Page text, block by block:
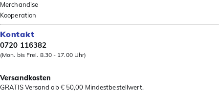
Merchandise
Kooperation
Kontakt
0720 116382
(Mon. bis Frei. 8.30 - 17.00 Uhr)
Versandkosten
GRATIS Versand ab € 50,00 Mindestbestellwert.